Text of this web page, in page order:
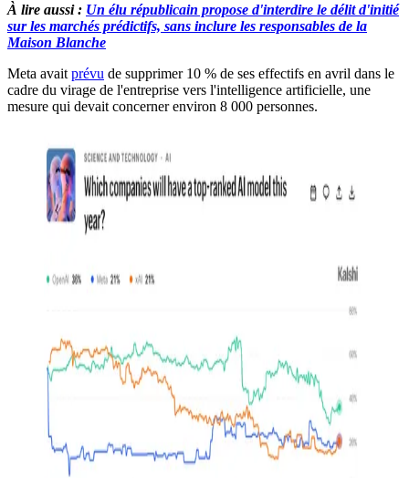
À lire aussi : Un élu républicain propose d'interdire le délit d'initié
sur les marchés prédictifs, sans inclure les responsables de la
Maison Blanche
Meta avait prévu de supprimer 10 % de ses effectifs en avril dans le
cadre du virage de l'entreprise vers l'intelligence artificielle, une
mesure qui devait concerner environ 8 000 personnes.